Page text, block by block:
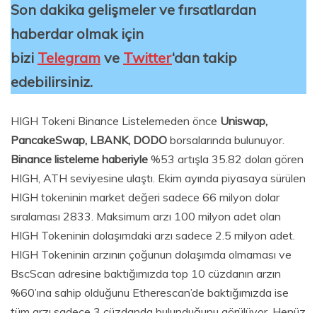
Son dakika gelişmeler ve fırsatlardan
haberdar olmak için
bizi Telegram ve Twitter‘dan takip
edebilirsiniz.
HIGH Tokeni Binance Listelemeden önce Uniswap,
PancakeSwap, LBANK, DODO borsalarında bulunuyor.
Binance listeleme haberiyle %53 artışla 35.82 doları gören
HIGH, ATH seviyesine ulaştı. Ekim ayında piyasaya sürülen
HIGH tokeninin market değeri sadece 66 milyon dolar
sıralaması 2833. Maksimum arzı 100 milyon adet olan
HIGH Tokeninin dolaşımdaki arzı sadece 2.5 milyon adet.
HIGH Tokeninin arzının çoğunun dolaşımda olmaması ve
BscScan adresine baktığımızda top 10 cüzdanın arzın
%60’ına sahip olduğunu Etherescan’de baktığımızda ise